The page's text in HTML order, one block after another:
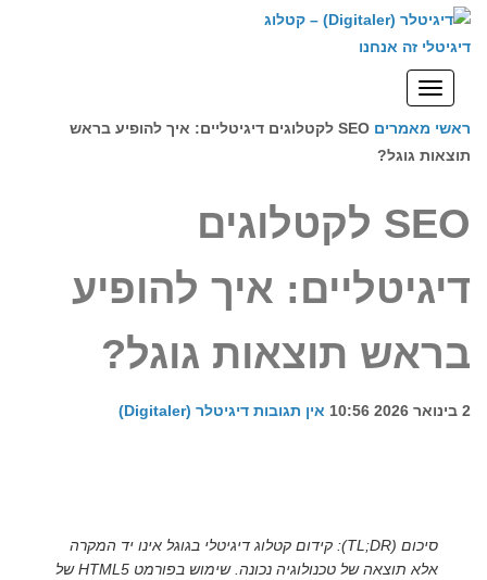
לתוכן
תפריט
ראשי מאמרים
SEO לקטלוגים דיגיטליים: איך להופיע בראש
תוצאות גוגל?
SEO לקטלוגים
דיגיטליים: איך להופיע
בראש תוצאות גוגל?
2 בינואר 2026 10:56 אין תגובות דיגיטלר (Digitaler)
סיכום (TL;DR): קידום קטלוג דיגיטלי בגוגל אינו יד המקרה
אלא תוצאה של טכנולוגיה נכונה. שימוש בפורמט HTML5 של